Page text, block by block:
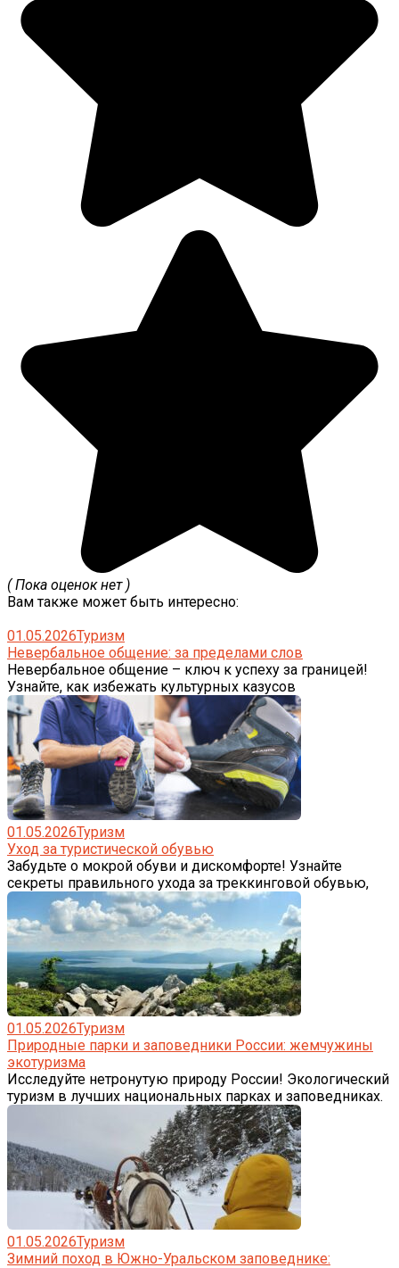
( Пока оценок нет )
Вам также может быть интересно:
01.05.2026Туризм
Невербальное общение: за пределами слов
Невербальное общение – ключ к успеху за границей!
Узнайте, как избежать культурных казусов
01.05.2026Туризм
Уход за туристической обувью
Забудьте о мокрой обуви и дискомфорте! Узнайте
секреты правильного ухода за треккинговой обувью,
01.05.2026Туризм
Природные парки и заповедники России: жемчужины
экотуризма
Исследуйте нетронутую природу России! Экологический
туризм в лучших национальных парках и заповедниках.
01.05.2026Туризм
Зимний поход в Южно-Уральском заповеднике: